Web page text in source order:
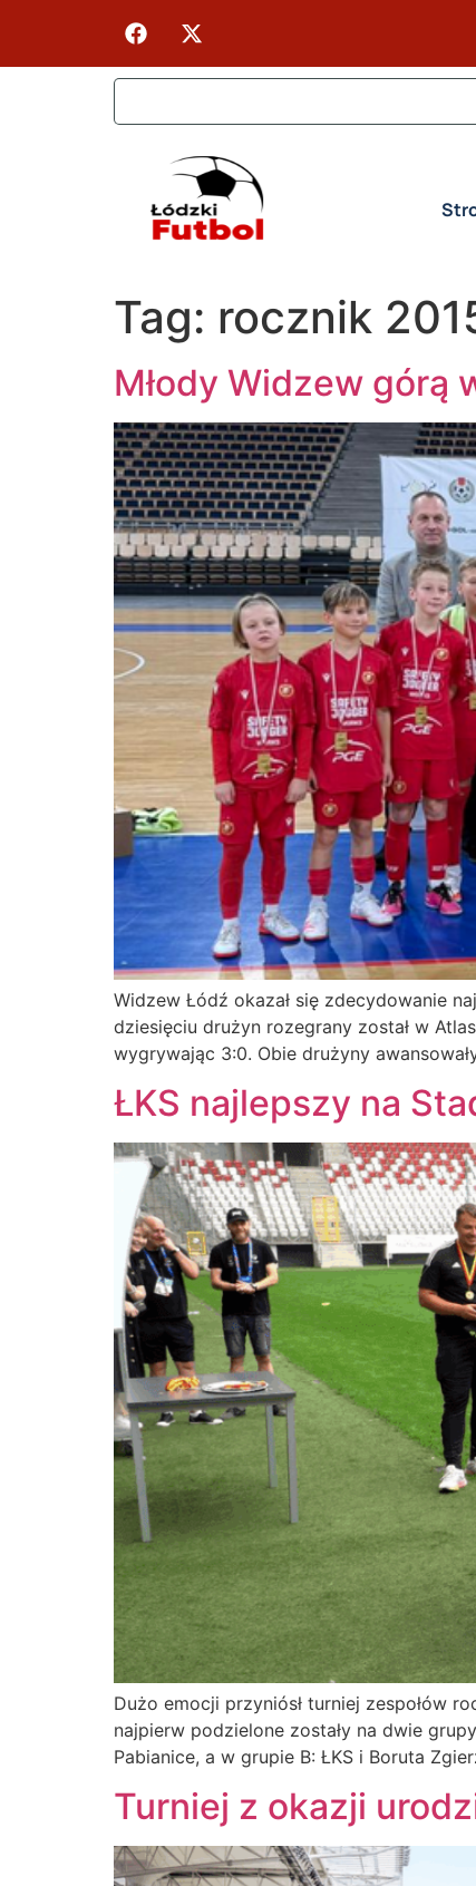
Tag: rocznik
Młody Widzew górą
Widzew Łódź okazał się zdecydowanie
dziesięciu drużyn rozegrany został w
wygrywając 3:0. Obie drużyny
ŁKS najlepszy na
Dużo emocji przyniósł turniej zespołów
najpierw podzielone zostały na dwie
Pabianice, a w grupie B: ŁKS i Boruta
Turniej z okazji